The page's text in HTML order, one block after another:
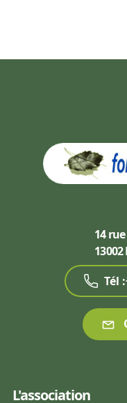
14
13002
Tél
L'association